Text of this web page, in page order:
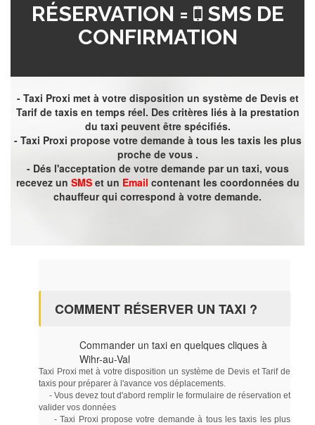
RÉSERVATION =
SMS DE
CONFIRMATION
- Taxi Proxi met à votre disposition un système de Devis et
Tarif de taxis en temps réel. Des critères liés à la prestation
du taxi peuvent être spécifiés.
- Taxi Proxi propose votre demande à tous les taxis les plus
proche de vous .
- Dés l'acceptation de votre demande par un taxi, vous
recevez un SMSet un Email contenant les coordonnées du
chauffeur qui correspond à votre demande.
COMMENT RÉSERVER UN TAXI ?
Commander un taxi en quelques cliques à
Wihr-au-Val
Taxi Proxi met à votre disposition un système de Devis et Tarif de
taxis pour préparer à l'avance vos déplacements.
- Vous devez tout d'abord remplir le formulaire de réservation et
valider vos données
- Taxi Proxi propose votre demande à tous les taxis les plus